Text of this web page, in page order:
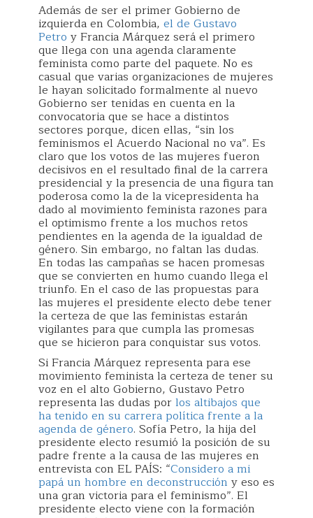
Además de ser el primer Gobierno de
izquierda en Colombia, el de Gustavo
Petro y Francia Márquez será el primero
que llega con una agenda claramente
feminista como parte del paquete. No es
casual que varias organizaciones de mujeres
le hayan solicitado formalmente al nuevo
Gobierno ser tenidas en cuenta en la
convocatoria que se hace a distintos
sectores porque, dicen ellas, “sin los
feminismos el Acuerdo Nacional no va”. Es
claro que los votos de las mujeres fueron
decisivos en el resultado final de la carrera
presidencial y la presencia de una figura tan
poderosa como la de la vicepresidenta ha
dado al movimiento feminista razones para
el optimismo frente a los muchos retos
pendientes en la agenda de la igualdad de
género. Sin embargo, no faltan las dudas.
En todas las campañas se hacen promesas
que se convierten en humo cuando llega el
triunfo. En el caso de las propuestas para
las mujeres el presidente electo debe tener
la certeza de que las feministas estarán
vigilantes para que cumpla las promesas
que se hicieron para conquistar sus votos.
Si Francia Márquez representa para ese
movimiento feminista la certeza de tener su
voz en el alto Gobierno, Gustavo Petro
representa las dudas porlos altibajos que
ha tenido en su carrera política frente a la
agenda de género. Sofía Petro, la hija del
presidente electo resumió la posición de su
padre frente a la causa de las mujeres en
entrevista con EL PAÍS: “Considero a mi
papá un hombre en deconstrucción y eso es
una gran victoria para el feminismo”. El
presidente electo viene con la formación